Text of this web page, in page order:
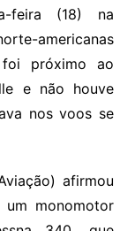
feira (18) na
americanas
próximo ao
e não houve
nos voos se
afirmou
monomotor